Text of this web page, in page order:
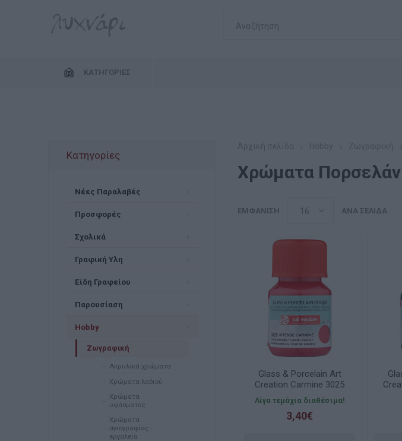
ΚΑΤΗΓΟΡΊΕΣ
Χρώματα
ΕΜΦΆΝΙΣΗ ΑΝΆ ΣΕΛΊΔΑ
Glass & Porcelain Art
Creation Carmine 3025
30ml Talens
Λίγα τεμάχια διαθέσιμα!
3,40€
Κατηγορίες
Νέες Παραλαβές
Προσφορές
Σχολικά
Γραφική Υλη
Είδη Γραφείου
Παρουσίαση
Hobby
Ζωγραφική
Ακρυλικά χρώματα
Χρώματα λαδιού
Χρώματα
υφάσματος
Χρώματα
αγιογραφίας -
εργαλεία